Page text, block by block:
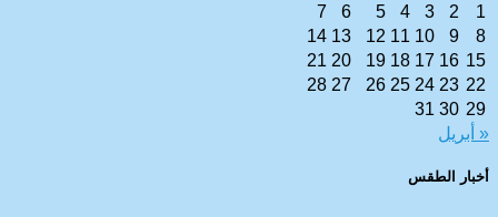
1
2
3
4
5
6
7
8
9
10
11
12
13
14
15
16
17
18
19
20
21
22
23
24
25
26
27
28
29
30
31
« أبريل
أخبار الطقس